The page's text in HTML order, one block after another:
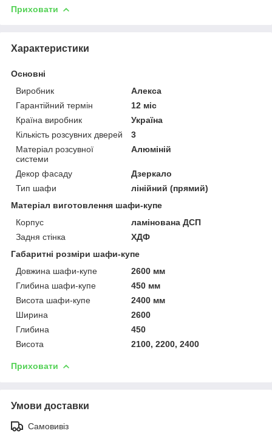
Приховати
Характеристики
Основні
Виробник
Алекса
Гарантійний термін
12 міс
Країна виробник
Україна
Кількість розсувних дверей
3
Матеріал розсувної
системи
Алюміній
Декор фасаду
Дзеркало
Тип шафи
лінійний (прямий)
Матеріал виготовлення шафи-купе
Корпус
ламінована ДСП
Задня стінка
ХДФ
Габаритні розміри шафи-купе
Довжина шафи-купе
2600 мм
Глибина шафи-купе
450 мм
Висота шафи-купе
2400 мм
Ширина
2600
Глибина
450
Висота
2100, 2200, 2400
Приховати
Умови доставки
Самовивіз